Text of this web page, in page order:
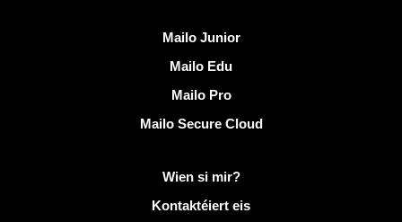
Mailo Junior
Mailo Edu
Mailo Pro
Mailo Secure Cloud
Wien si mir?
Kontaktéiert eis